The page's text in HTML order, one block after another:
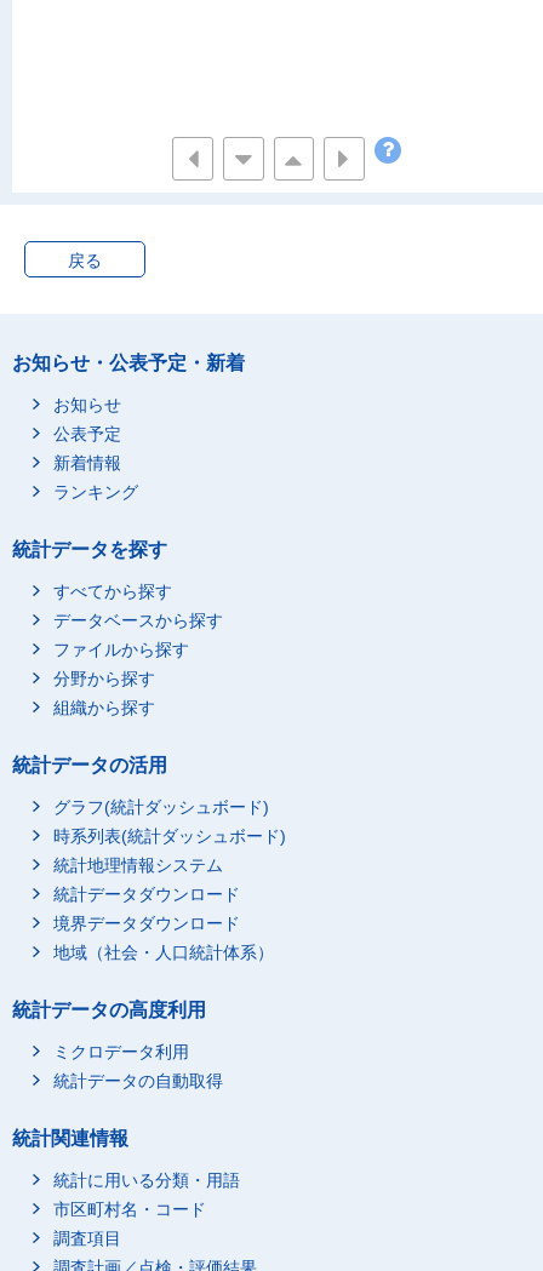
戻る
お知らせ・公表予定・新着
お知らせ
公表予定
新着情報
ランキング
統計データを探す
すべてから探す
データベースから探す
ファイルから探す
分野から探す
組織から探す
統計データの活用
グラフ(統計ダッシュボード)
時系列表(統計ダッシュボード)
統計地理情報システム
統計データダウンロード
境界データダウンロード
地域（社会・人口統計体系）
統計データの高度利用
ミクロデータ利用
統計データの自動取得
統計関連情報
統計に用いる分類・用語
市区町村名・コード
調査項目